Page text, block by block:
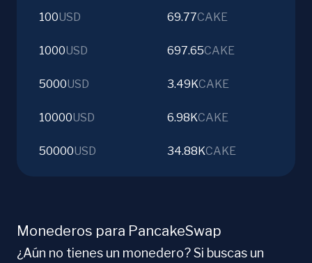
100USD 69.77CAKE
1000USD 697.65CAKE
5000USD 3.49KCAKE
10000USD 6.98KCAKE
50000USD 34.88KCAKE
Monederos para PancakeSwap
¿Aún no tienes un monedero? Si buscas un